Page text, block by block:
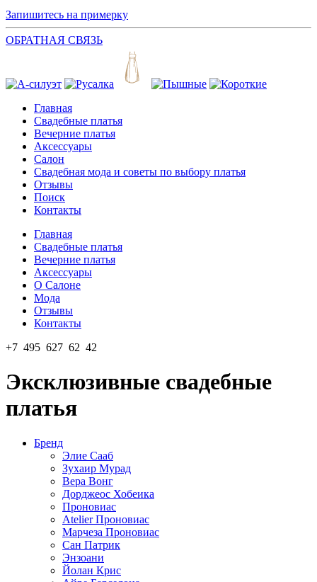
Запишитесь на примерку
ОБРАТНАЯ СВЯЗЬ
Главная
Свадебные платья
Вечерние платья
Аксессуары
Салон
Свадебная мода и советы по выбору платья
Отзывы
Поиск
Контакты
Главная
Свадебные платья
Вечерние платья
Аксессуары
О Салоне
Мода
Отзывы
Контакты
+7 495 627 62 42
Эксклюзивные свадебные
платья
Бренд
Элие Сааб
Зухаир Мурад
Вера Вонг
Дорджеос Хобеика
Проновиас
Atelier Проновиас
Марчеза Проновиас
Сан Патрик
Энзоани
Йолан Крис